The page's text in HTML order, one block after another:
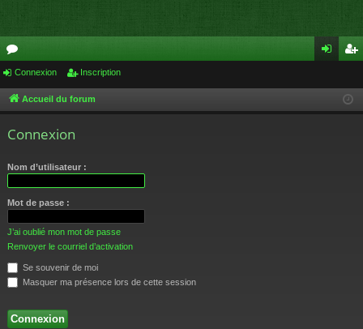
or
u cri
Connexion Inscription
Accueil du forum
Connexion
Nom d’utilisateur :
Mot de passe :
J’ai oublié mon mot de passe
Renvoyer le courriel d’activation
Se souvenir de moi
Masquer ma présence lors de cette session